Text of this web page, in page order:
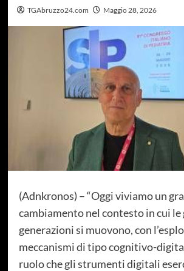
TGAbruzzo24.com Maggio 28, 2026
(Adnkronos) – “Oggi viviamo un
cambiamento nel contesto in cui le
generazioni si muovono, con
meccanismi di tipo cognitivo-
ruolo che gli strumenti digitali